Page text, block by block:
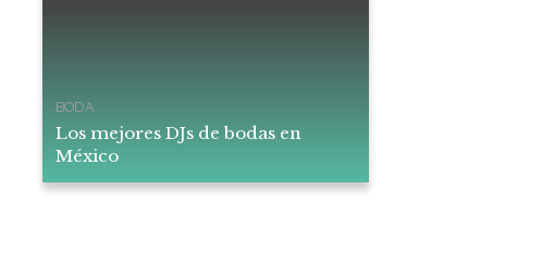
BODA
Los mejores DJs de bodas en
México